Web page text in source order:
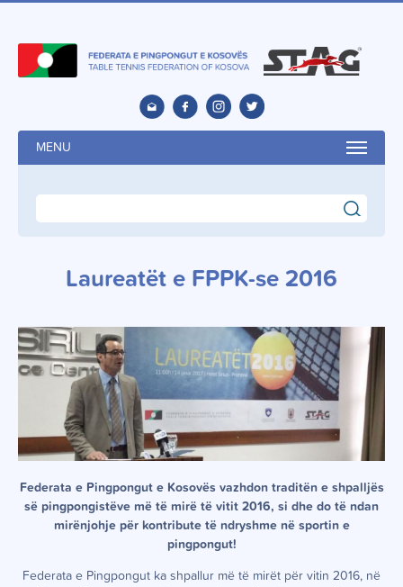
MENU
search
Laureatët e FPPK-se 2016
Federata e Pingpongut e Kosovës vazhdon traditën e shpalljës
së pingpongistëve më të mirë të vitit 2016, si dhe do të ndan
mirënjohje për kontribute të ndryshme në sportin e
pingpongut!
Federata e Pingpongut ka shpallur më të mirët për vitin 2016, në